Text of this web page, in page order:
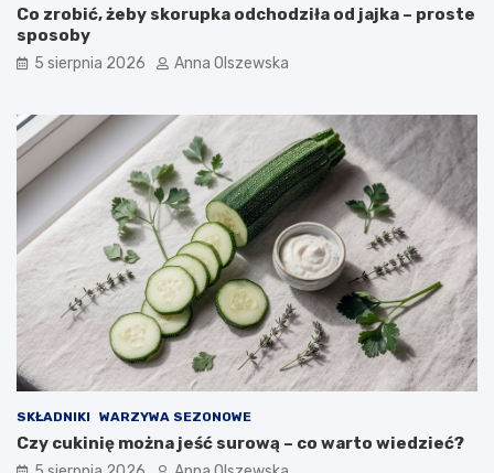
Co zrobić, żeby skorupka odchodziła od jajka – proste
sposoby
5 sierpnia 2026 Anna Olszewska
SKŁADNIKI WARZYWA SEZONOWE
Czy cukinię można jeść surową – co warto wiedzieć?